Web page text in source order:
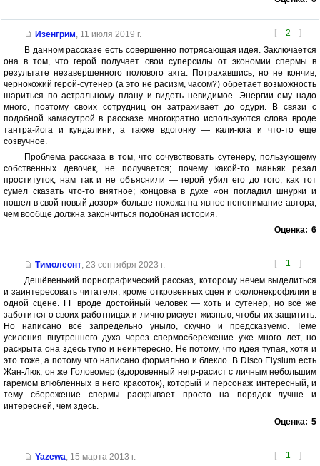
[ 2 ]
Изенгрим 11 июля 2019 г.
В данном рассказе есть совершенно потрясающая идея. Заключается
она в том, что герой получает свои суперсилы от экономии спермы в
результате незавершенного полового акта. Потрахавшись, но не кончив,
чернокожий герой-сутенер (а это не расизм, часом?) обретает возможность
шариться по астральному плану и видеть невидимое. Энергии ему надо
много, поэтому своих сотрудниц он затрахивает до одури. В связи с
подобной камасутрой в рассказе многократно используются слова вроде
тантра-йога и кундалини, а также вдогонку — кали-юга и что-то еще
созвучное.
Проблема рассказа в том, что сочувствовать сутенеру, пользующему
собственных девочек, не получается; почему какой-то маньяк резал
проституток, нам так и не объяснили — герой убил его до того, как тот
сумел сказать что-то внятное; концовка в духе «он погладил шнурки и
пошел в свой новый дозор» больше похожа на явное непонимание автора,
чем вообще должна закончиться подобная история.
Оценка: 6
[ 1 ]
Тимолеонт, 23 сентября 2023 г.
Дешёвенький порнографический рассказ, которому нечем выделиться
и заинтересовать читателя, кроме откровенных сцен и околонекрофилии в
одной сцене. ГГ вроде достойный человек — хоть и сутенёр, но всё же
заботится о своих работницах и лично рискует жизнью, чтобы их защитить.
Но написано всё запредельно уныло, скучно и предсказуемо. Теме
усиления внутреннего духа через спермосбережение уже много лет, но
раскрыта она здесь тупо и неинтересно. Не потому, что идея тупая, хотя и
это тоже, а потому что написано формально и блекло. В Disco Elysium есть
Жан-Люк, он же Головомер (здоровенный негр-расист с личным небольшим
гаремом влюблённых в него красоток), который и персонаж интересный, и
тему сбережение спермы раскрывает просто на порядок лучше и
интересней, чем здесь.
Оценка: 5
[ 1 ]
Yazewa 15 марта 2013 г.